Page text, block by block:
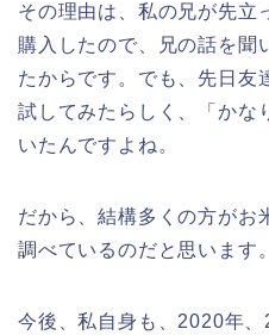
その理由は、私の兄が先立
購入したので、兄の話を聞
たからです。でも、先日友
試してみたらしく、「かな
いたんですよね。
だから、結構多くの方がお
調べているのだと思います。
今後、私自身も、2020年